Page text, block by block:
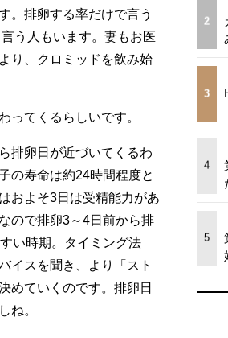
。排卵する率だけで言う
う人もいます。妻もお医
り、クロミッドを飲み始
ってくるらしいです。
排卵日が近づいてくるわ
の寿命は約24時間程度と
およそ3日は受精能力があ
ので排卵3～4日前から排
い時期。タイミング法
イスを聞き、より「スト
めていくのです。排卵日
ね。
2
3
4
5